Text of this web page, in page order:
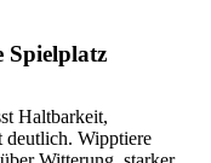
Spielplatz
Haltbarkeit,
deutlich. Wipptiere